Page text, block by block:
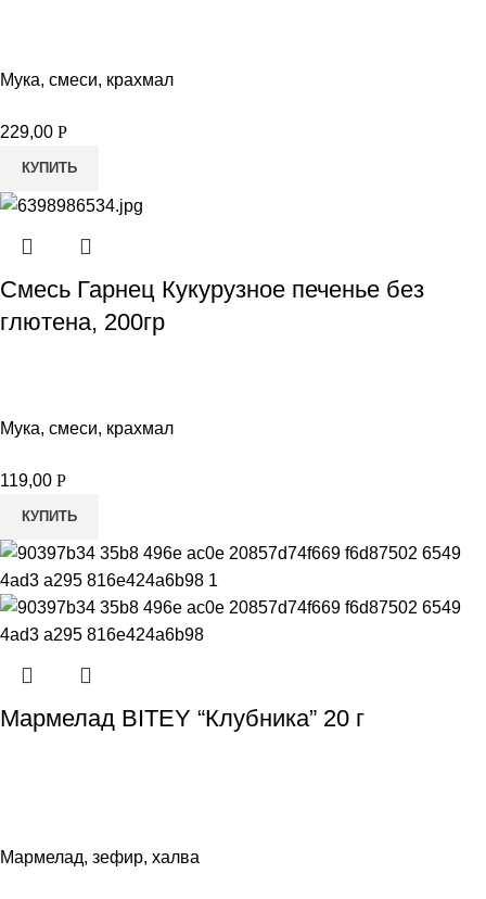
Мука, смеси, крахмал
229,00 Р
КУПИТЬ
Смесь Гарнец Кукурузное печенье без
глютена, 200гр
Мука, смеси, крахмал
119,00 Р
КУПИТЬ
Мармелад BITEY “Клубника” 20 г
Мармелад, зефир, халва